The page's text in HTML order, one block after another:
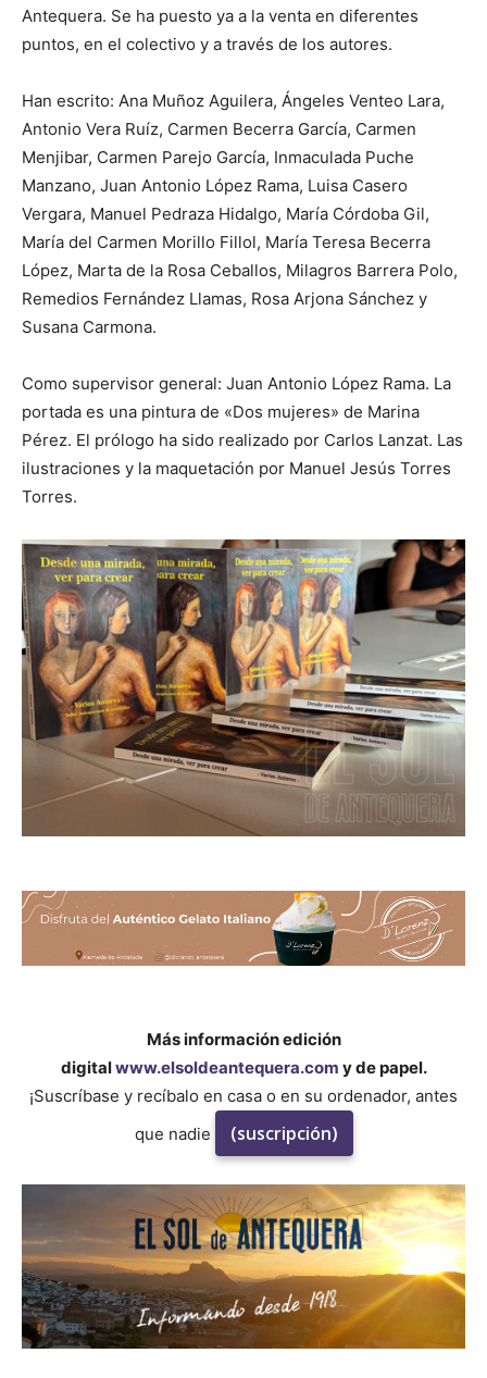
Antequera. Se ha puesto ya a la venta en diferentes
puntos, en el colectivo y a través de los autores.
Han escrito: Ana Muñoz Aguilera, Ángeles Venteo Lara,
Antonio Vera Ruíz, Carmen Becerra García, Carmen
Menjibar, Carmen Parejo García, Inmaculada Puche
Manzano, Juan Antonio López Rama, Luisa Casero
Vergara, Manuel Pedraza Hidalgo, María Córdoba Gil,
María del Carmen Morillo Fillol, María Teresa Becerra
López, Marta de la Rosa Ceballos, Milagros Barrera Polo,
Remedios Fernández Llamas, Rosa Arjona Sánchez y
Susana Carmona.
Como supervisor general: Juan Antonio López Rama. La
portada es una pintura de «Dos mujeres» de Marina
Pérez. El prólogo ha sido realizado por Carlos Lanzat. Las
ilustraciones y la maquetación por Manuel Jesús Torres
Torres.
Más información edición
digitalwww.elsoldeantequera.com y de papel.
¡Suscríbase y recíbalo en casa o en su ordenador, antes
que nadie
(suscripción)